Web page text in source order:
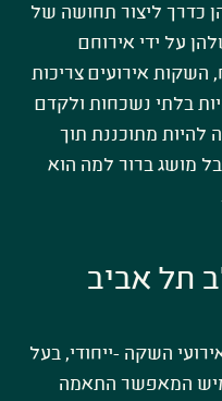
כדרך ליצור תחושה של
על ידי אירוחם
השקות אירועים צריכות
בלתי נשכחות ולקדם
להיות מתוכננת תוך
מושג ברור למה הוא
תל אביב
השקה -ייחודי, בעל
המאפשר התאמה